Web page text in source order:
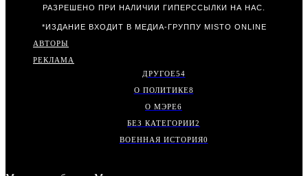
РАЗРЕШЕНО ПРИ НАЛИЧИИ ГИПЕРССЫЛКИ НА НАС.
*ИЗДАНИЕ ВХОДИТ В МЕДИА-ГРУППУ MISTO ONLINE
АВТОРЫ
РЕКЛАМА
ДРУГОЕ54
О ПОЛИТИКЕ8
О МЭРЕ6
БЕЗ КАТЕГОРИИ2
ВОЕННАЯ ИСТОРИЯ0